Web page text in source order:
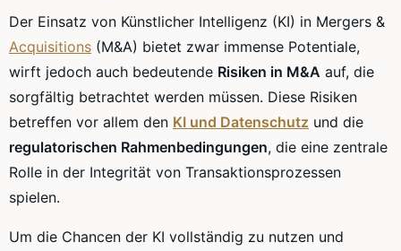
Der Einsatz von Künstlicher Intelligenz (KI) in Mergers &
Acquisitions (M&A) bietet zwar immense Potentiale,
wirft jedoch auch bedeutende Risiken in M&A auf, die
sorgfältig betrachtet werden müssen. Diese Risiken
betreffen vor allem den KI und Datenschutz und die
regulatorischen Rahmenbedingungen, die eine zentrale
Rolle in der Integrität von Transaktionsprozessen
spielen.
Um die Chancen der KI vollständig zu nutzen und